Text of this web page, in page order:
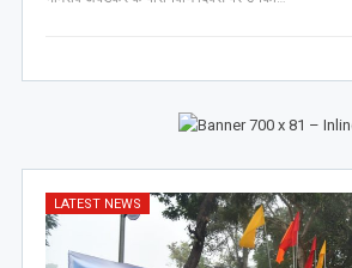
LATEST NEWS